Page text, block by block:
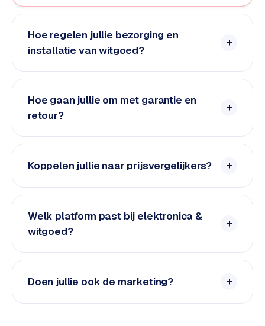
L
n
k
u
l
d
n
o
o
e
d
Hoe regelen jullie bezorging en
installatie van witgoed?
Hoe gaan jullie om met garantie en
retour?
Koppelen jullie naar prijsvergelijkers?
Welk platform past bij elektronica &
witgoed?
Doen jullie ook de marketing?